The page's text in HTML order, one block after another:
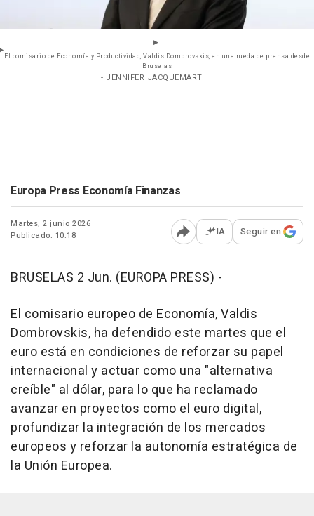
El comisario de Economía y Productividad, Valdis Dombrovskis, en una rueda de prensa desde
Bruselas
- JENNIFER JACQUEMART
Europa Press Economía Finanzas
Martes, 2 junio 2026
Publicado: 10:18
Abrir opciones para
IA Seguir en
BRUSELAS 2 Jun. (EUROPA PRESS) -
El comisario europeo de Economía, Valdis
Dombrovskis, ha defendido este martes que el
euro está en condiciones de reforzar su papel
internacional y actuar como una "alternativa
creíble" al dólar, para lo que ha reclamado
avanzar en proyectos como el euro digital,
profundizar la integración de los mercados
europeos y reforzar la autonomía estratégica de
la Unión Europea.